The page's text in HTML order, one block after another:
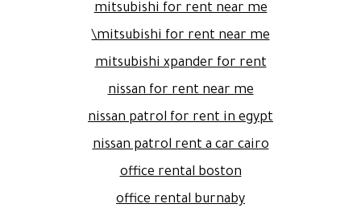
mitsubishi for rent near me
mitsubishi for rent near me\
mitsubishi xpander for rent
nissan for rent near me
nissan patrol for rent in egypt
nissan patrol rent a car cairo
office rental boston
office rental burnaby